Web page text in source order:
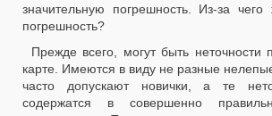
значительную погрешность. Из-за чего
погрешность?
Прежде всего, могут быть неточности
карте. Имеются в виду не разные
часто допускают новички, а те
содержатся в совершенно